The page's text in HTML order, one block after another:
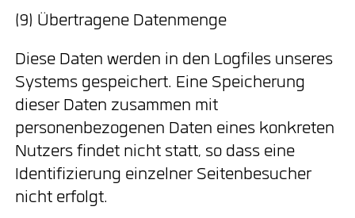
(9) Übertragene Datenmenge
Diese Daten werden in den Logfiles unseres
Systems gespeichert. Eine Speicherung
dieser Daten zusammen mit
personenbezogenen Daten eines konkreten
Nutzers findet nicht statt, so dass eine
Identifizierung einzelner Seitenbesucher
nicht erfolgt.